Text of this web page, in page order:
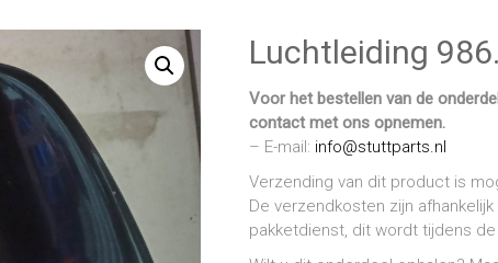
Luchtleiding
Voor het bestellen van de
contact met ons opnemen.
– E-mail: info@stuttparts.nl
Verzending van dit product is
De verzendkosten zijn
pakketdienst, dit wordt tijdens